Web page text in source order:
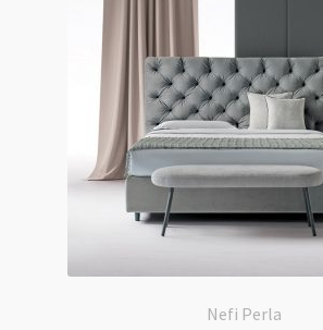
Nefi Perla